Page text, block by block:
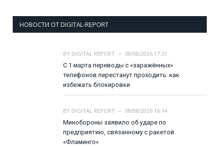
НОВОСТИ ОТ DIGITAL-REPORT
BY DIGITAL REPORT
08/08/2026 17:31
С 1 марта переводы с «заражённых»
телефонов перестанут проходить: как
избежать блокировки
BY DIGITAL REPORT
08/08/2026 16:14
Минобороны заявило об ударе по
предприятию, связанному с ракетой
«Фламинго»